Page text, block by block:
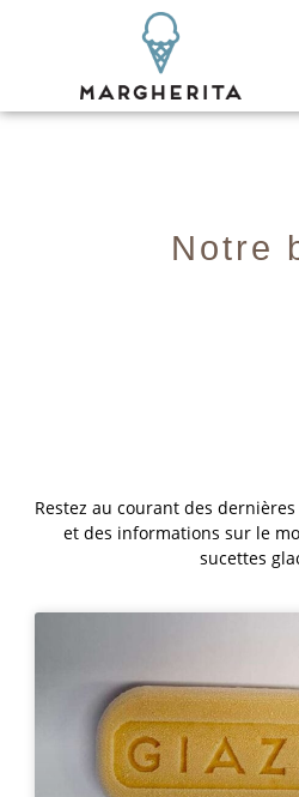
Notre
Restez au courant des
et des informations sur le
sucettes